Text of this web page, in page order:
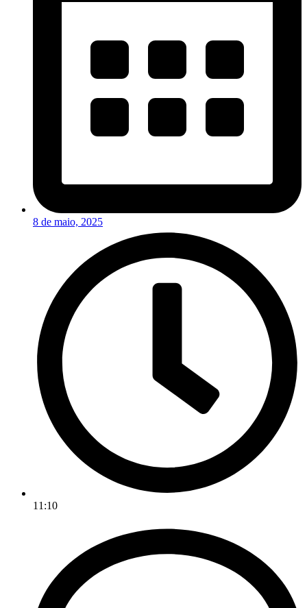
8 de maio, 2025
11:10